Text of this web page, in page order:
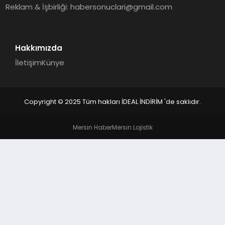
Reklam & İşbirliği:habersonuclari@gmail.com
Hakkımızda
İletişimKünye
Copyright © 2025 Tüm hakları İDEAL İNDİRİM 'de saklıdır.
Mersin HaberMersin Lojistik